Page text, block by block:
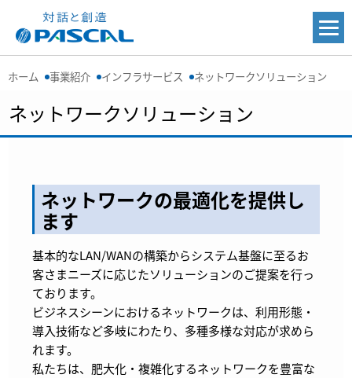
ホーム 事業紹介 インフラサービス ネットワークソリューション
ネットワークソリューション
ネットワークの最適化を提供し
ます
基本的なLAN/WANの構築からシステム基盤に至るお
客さまニーズに応じたソリューションのご提案を行っ
ております。
ビジネスシーンにおけるネットワークは、利用形態・
導入技術など多岐にわたり、多種多様な対応が求めら
れます。
私たちは、肥大化・複雑化するネットワークを豊富な